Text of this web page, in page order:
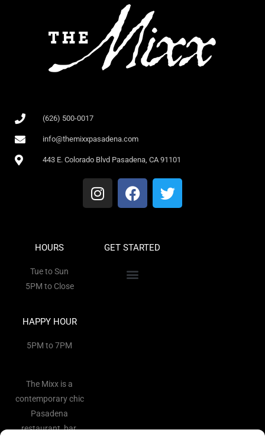
(626) 500-0017
info@themixxpasadena.com
443 E. Colorado Blvd Pasadena, CA 91101
HOURS
Tue to Sun
5PM to Close
HAPPY HOUR
5PM to 7PM
The Mixx is a
contemporary chic
Pasadena
restaurant, bar,
GET STARTED